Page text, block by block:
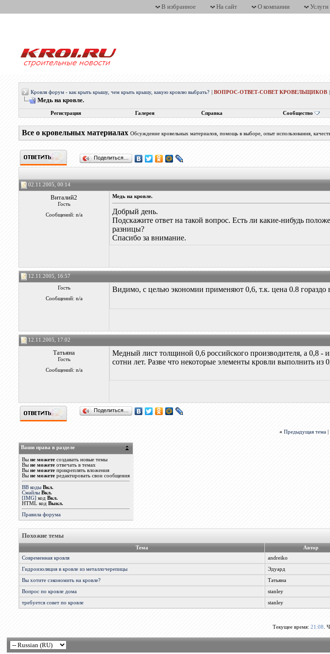
В избранное На сайт О компании Услуги
Кровля форум - как крыть крышу, чем крыть крышу, какую кровлю выбрать? |ВОПРОС-ОТВЕТ-СОВЕТ КРОВЕЛЬЩИКОВ
Медь на кровле.
Регистрация Галерея Справка Сообщество
Все о кровельных материалах Обсуждение кровельных материалов, помощь в выборе, опыт использования,
Поделиться…
02.11.2005, 00:14
Виталий2
Гость
Сообщений: n/a
Медь на кровле.
Добрый день.
Подскажите ответ на такой вопрос. Есть ли какие-нибудь
разницы?
Спасибо за внимание.
12.11.2005, 16:57
Гость
Сообщений: n/a
Видимо, с целью экономии применяют 0,6, т.к. цена 0.8 гораздо
12.11.2005, 17:02
Татьяна
Гость
Сообщений: n/a
Медный лист толщиной 0,6 российского производителя, а 0,8
сотни лет. Разве что некоторые элементы кровли выполнить из
Поделиться…
« Предыдущая тема |
Ваши права в разделе
Выне можете создавать новые темы
Выне можете отвечать в темах
Выне можете прикреплять вложения
Выне можете редактировать свои сообщения
BB коды Вкл.
Смайлы Вкл.
[IMG] кодВкл.
HTML кодВыкл.
Правила форума
Похожие темы
Тема Автор
Современная кровля
andreiko
Гидроизоляция в кровле из металлочерепицы Эдуард
Вы хотите сэкономить на кровле? Татьяна
Вопрос по кровле дома stanley
требуется совет по кровле stanley
Текущее время: 21:08 .